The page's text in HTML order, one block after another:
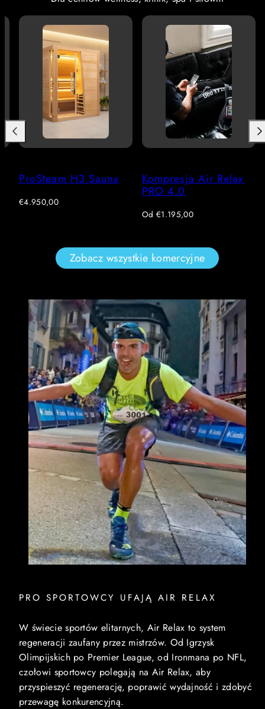
Kompresja Air Relax
Komora leżąca
hiperbaryczna do
Poprzedni
Zobacz wszystkie komercyjne
PRO SPORTOWCY UFAJĄ AIR RELAX
W świecie sportów elitarnych, Air Relax to system
regeneracji zaufany przez mistrzów. Od Igrzysk
Olimpijskich po Premier League, od Ironmana po NFL,
czołowi sportowcy polegają na Air Relax, aby
przyspieszyć regenerację, poprawić wydajność i zdobyć
przewagę konkurencyjną.